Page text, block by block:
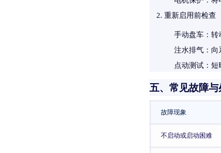
重新启用前检查
手动盘车 ：
注水排气 ：
点动测试 ：
五、常见故障
故障现象
不启动或启动困难